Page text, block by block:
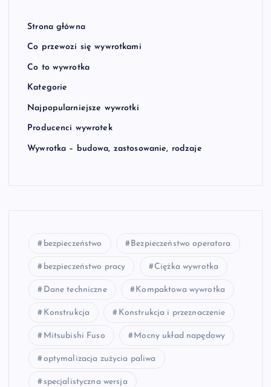
Strona główna
Co przewozi się wywrotkami
Co to wywrotka
Kategorie
Najpopularniejsze wywrotki
Producenci wywrotek
Wywrotka – budowa, zastosowanie, rodzaje
bezpieczeństwo Bezpieczeństwo operatora
bezpieczeństwo pracy Ciężka wywrotka
Dane techniczne Kompaktowa wywrotka
Konstrukcja Konstrukcja i przeznaczenie
Mitsubishi Fuso Mocny układ napędowy
optymalizacja zużycia paliwa
specjalistyczna wersja